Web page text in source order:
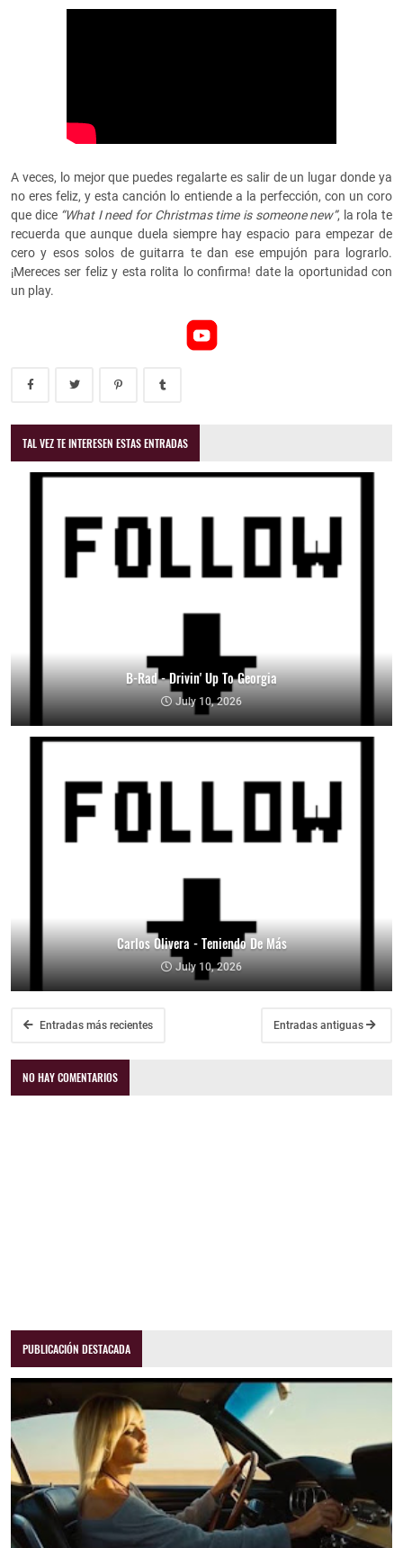
A veces, lo mejor que puedes regalarte es salir de un lugar donde ya
no eres feliz, y esta canción lo entiende a la perfección, con un coro
que dice “What I need for Christmas time is someone new”, la rola te
recuerda que aunque duela siempre hay espacio para empezar de
cero y esos solos de guitarra te dan ese empujón para lograrlo.
¡Mereces ser feliz y esta rolita lo confirma! date la oportunidad con
un play.
TAL VEZ TE INTERESEN ESTAS ENTRADAS
B-Rad - Drivin' Up To Georgia
July 10, 2026
Carlos Olivera - Teniendo De Más
July 10, 2026
Entradas más recientes Entradas antiguas
NO HAY COMENTARIOS
PUBLICACIÓN DESTACADA